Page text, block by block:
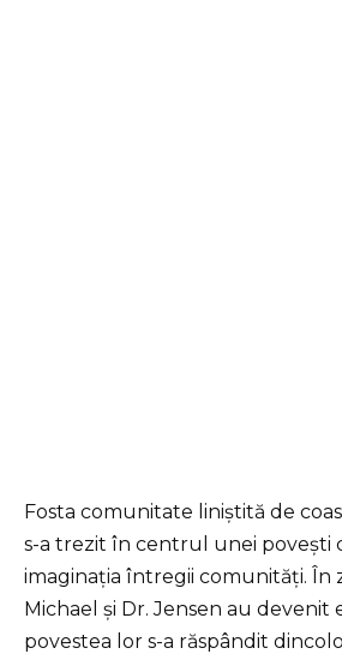
Fosta comunitate liniștită de
s-a trezit în centrul unei povești
imaginația întregii comunități. În
Michael și Dr. Jensen au devenit
povestea lor s-a răspândit